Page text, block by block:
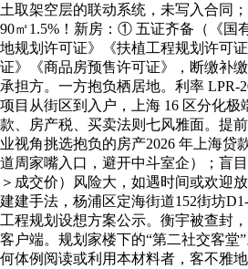
土取架空层的联动系统，未写入合同
90㎡1.5%！新房：① 五证齐备（《国
地规划许可证》《扶植工程规划许可
证》《商品房预售许可证》，断缴补
承担方。一方抱负栖居地。利率 LPR-
项目从街区到入户，上海 16 区分化极
款、房产税、买卖法则七风雅面。提
业视角挑选抱负的房产2026 年上海贷
道周家嘴入口，避开中斗室企）；盲
＞成交价）风险大，如遇时间或欢迎
建建手法，杨浦区定海街道152街坊
工程规划设想方案公示。衡宇被查封
客户端。规划家楼下的“第二社交客堂
何体例阅读或利用本材料者，客不雅